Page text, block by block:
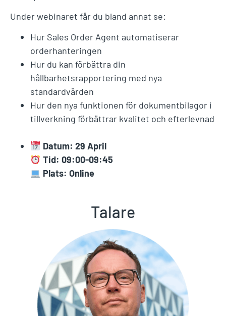
Under webinaret får du bland annat se:
Hur Sales Order Agent automatiserar
orderhanteringen
Hur du kan förbättra din
hållbarhetsrapportering med nya
standardvärden
Hur den nya funktionen för dokumentbilagor i
tillverkning förbättrar kvalitet och efterlevnad
Datum: 29 April
Tid: 09:00-09:45
Plats: Online
Talare